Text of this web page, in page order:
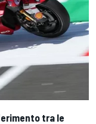
tra le